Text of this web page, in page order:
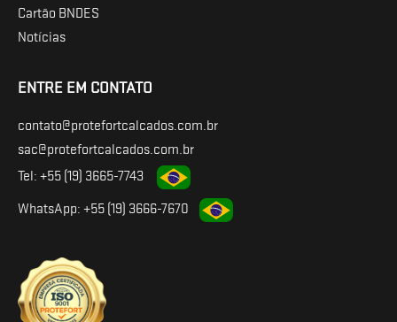
Cartão BNDES
Notícias
ENTRE EM CONTATO
contato@protefortcalcados.com.br
sac@protefortcalcados.com.br
Tel: +55 (19) 3665-7743
WhatsApp: +55 (19) 3666-7670